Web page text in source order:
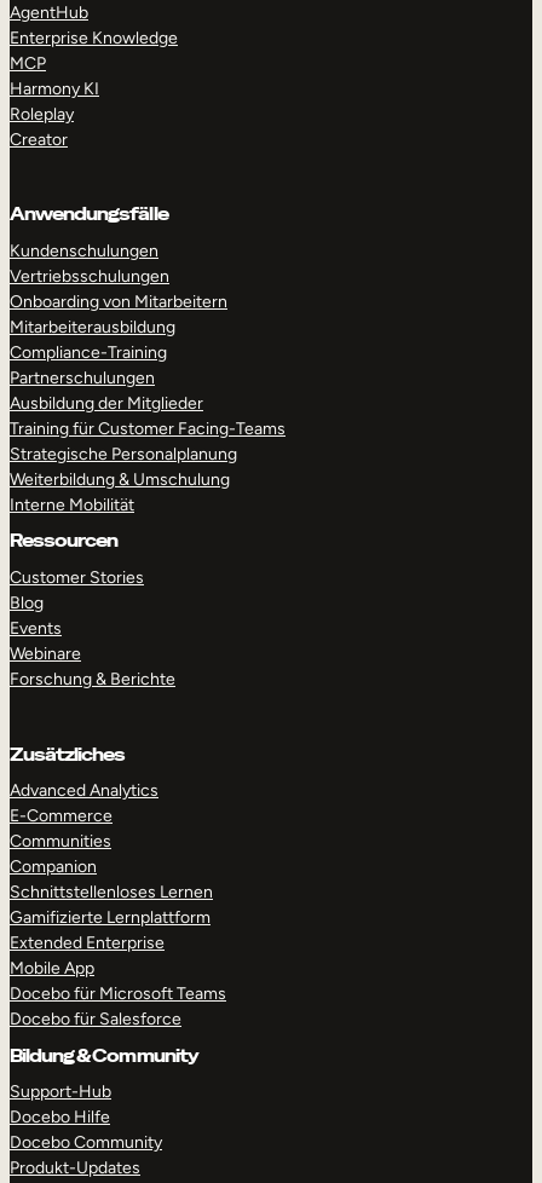
RUNDGANG MACHEN
AgentHub
Enterprise Knowledge
MCP
Harmony KI
Roleplay
Creator
Anwendungsfälle
Kundenschulungen
Vertriebsschulungen
Onboarding von Mitarbeitern
Mitarbeiterausbildung
Compliance-Training
Partnerschulungen
Ausbildung der Mitglieder
Training für Customer Facing-Teams
Strategische Personalplanung
Weiterbildung & Umschulung
Interne Mobilität
Ressourcen
Customer Stories
Blog
Events
Webinare
Forschung & Berichte
Zusätzliches
Advanced Analytics
E-Commerce
Communities
Companion
Schnittstellenloses Lernen
Gamifizierte Lernplattform
Extended Enterprise
Mobile App
Docebo für Microsoft Teams
Docebo für Salesforce
Bildung & Community
Support-Hub
Docebo Hilfe
Docebo Community
Produkt-Updates